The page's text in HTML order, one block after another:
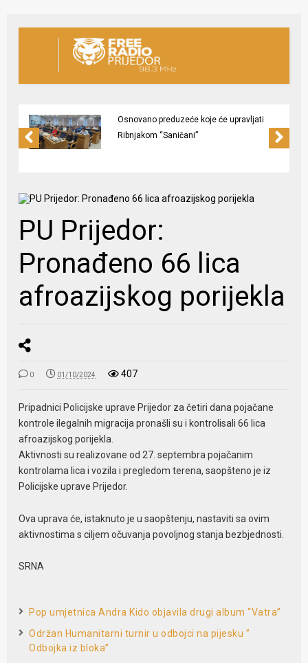
Osnovano preduzeće koje će upravljati
Ribnjakom “Saničani”
PU Prijedor:
Pronađeno 66 lica
afroazijskog porijekla
0 01/10/2024 407
Pripadnici Policijske uprave Prijedor za četiri dana pojačane
kontrole ilegalnih migracija pronašli su i kontrolisali 66 lica
afroazijskog porijekla.
Aktivnosti su realizovane od 27. septembra pojačanim
kontrolama lica i vozila i pregledom terena, saopšteno je iz
Policijske uprave Prijedor.
Ova uprava će, istaknuto je u saopštenju, nastaviti sa ovim
aktivnostima s ciljem očuvanja povoljnog stanja bezbjednosti.
SRNA
Pop umjetnica Andra Kido objavila drugi album “Vatra”
Održan Humanitarni turnir u odbojci na pijesku ”
Odbojka iz bloka”